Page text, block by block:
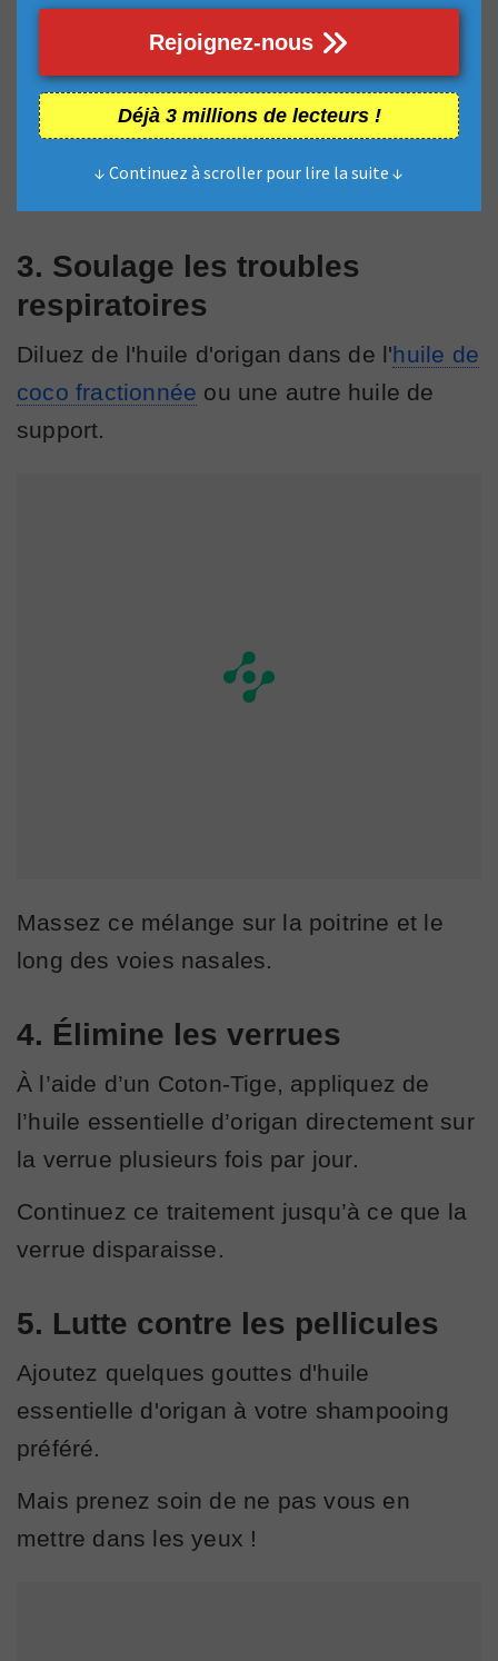
Rejoignez-nous
Déjà 3 millions de lecteurs !
↓ Continuez à scroller pour lire la suite ↓
3. Soulage les troubles
respiratoires
Diluez de l'huile d'origan dans de l'huile de
coco fractionnée ou une autre huile de
support.
Massez ce mélange sur la poitrine et le
long des voies nasales.
4. Élimine les verrues
À l’aide d’un Coton-Tige, appliquez de
l’huile essentielle d’origan directement sur
la verrue plusieurs fois par jour.
Continuez ce traitement jusqu’à ce que la
verrue disparaisse.
5. Lutte contre les pellicules
Ajoutez quelques gouttes d'huile
essentielle d'origan à votre shampooing
préféré.
Mais prenez soin de ne pas vous en
mettre dans les yeux !